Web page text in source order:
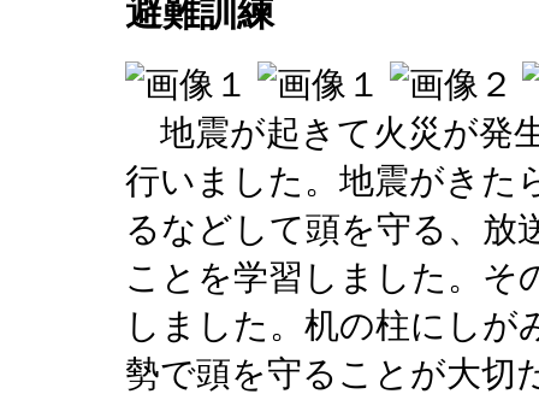
避難訓練
地震が起きて火災が発
行いました。地震がきた
るなどして頭を守る、放
ことを学習しました。そ
しました。机の柱にし
勢で頭を守ることが大切